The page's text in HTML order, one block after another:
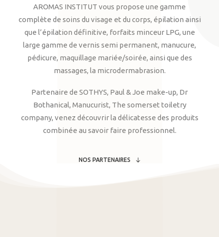
AROMAS INSTITUT vous propose une gamme
complète de soins du visage et du corps, épilation ainsi
que l’épilation définitive, forfaits minceur LPG, une
large gamme de vernis semi permanent, manucure,
pédicure, maquillage mariée/soirée, ainsi que des
massages, la microdermabrasion.
Partenaire de SOTHYS, Paul & Joe make-up, Dr
Bothanical, Manucurist, The somerset toiletry
company, venez découvrir la délicatesse des produits
combinée au savoir faire professionnel.
NOS PARTENAIRES